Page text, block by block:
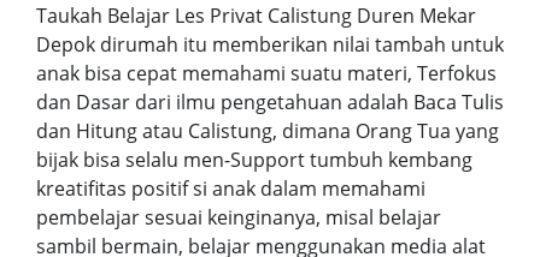
Taukah Belajar Les Privat Calistung Duren Mekar
Depok dirumah itu memberikan nilai tambah untuk
anak bisa cepat memahami suatu materi, Terfokus
dan Dasar dari ilmu pengetahuan adalah Baca Tulis
dan Hitung atau Calistung, dimana Orang Tua yang
bijak bisa selalu men-Support tumbuh kembang
kreatifitas positif si anak dalam memahami
pembelajar sesuai keinginanya, misal belajar
sambil bermain, belajar menggunakan media alat